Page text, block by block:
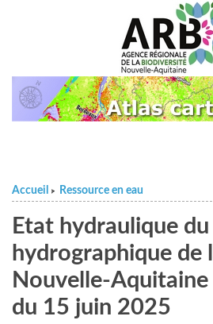
Accueil > Ressource en eau
Etat hydraulique
hydrographique de
Nouvelle-Aquitaine
du 15 juin 2025